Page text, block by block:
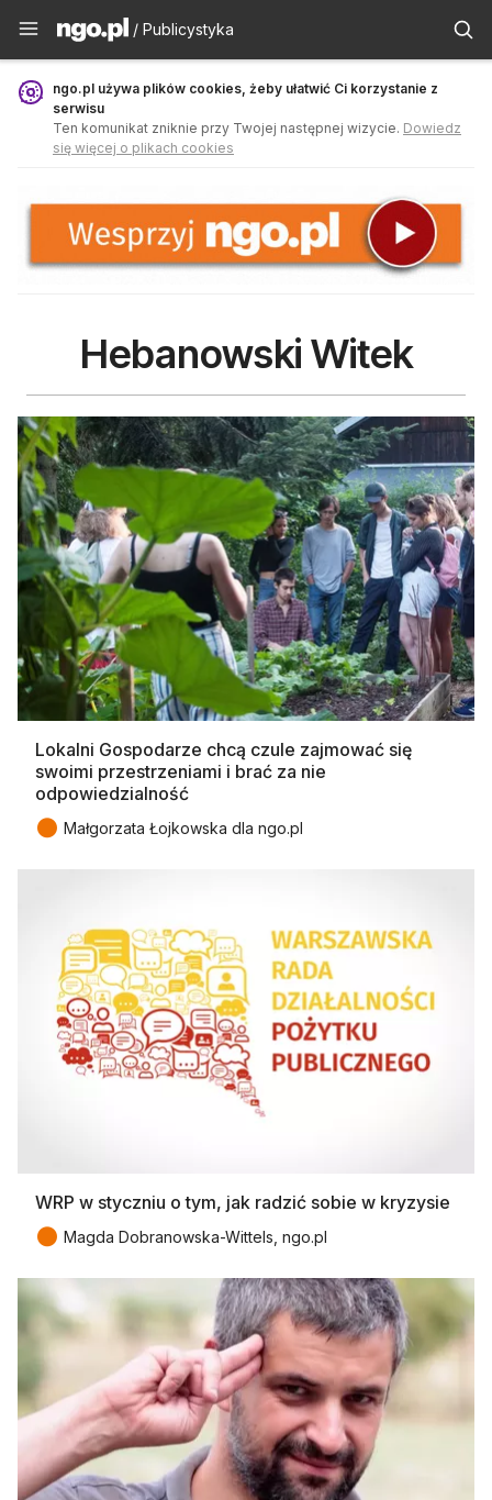
Publicystyka - ngo.pl
/ Publicystyka
ngo.pl używa plików cookies, żeby ułatwić Ci korzystanie z
serwisu
Ten komunikat zniknie przy Twojej następnej wizycie. Dowiedz
się więcej o plikach cookies
Hebanowski Witek
Lokalni Gospodarze chcą czule zajmować się
swoimi przestrzeniami i brać za nie
odpowiedzialność
● Małgorzata Łojkowska dla ngo.pl
WRP w styczniu o tym, jak radzić sobie w kryzysie
● Magda Dobranowska-Wittels, ngo.pl